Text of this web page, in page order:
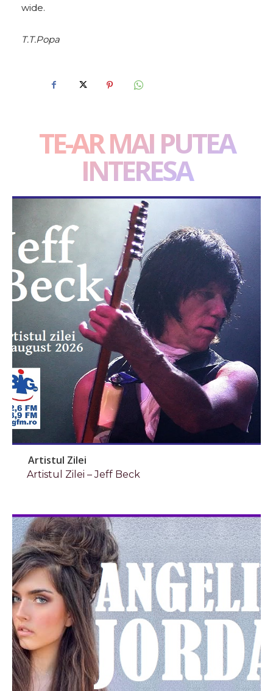
wide.
T.T.Popa
TE-AR MAI PUTEA
INTERESA
Artistul Zilei
Artistul Zilei – Jeff Beck